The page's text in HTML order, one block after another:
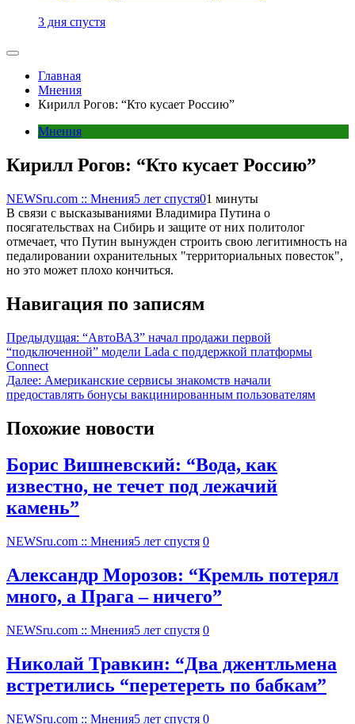
3 дня спустя
Главная
Мнения
Кирилл Рогов: “Кто кусает Россию”
Мнения
Кирилл Рогов: “Кто кусает Россию”
NEWSru.com :: Мнения5 лет спустя01 минуты
В связи с высказываниями Владимира Путина о
посягательствах на Сибирь и защите от них политолог
отмечает, что Путин вынужден строить свою легитимность на
педалировании охранительных "территориальных повесток",
но это может плохо кончиться.
Навигация по записям
Предыдущая: “АвтоВАЗ” начал продажи первой
“подключенной” модели Lada с поддержкой платформы
Connect
Далее: Американские сервисы знакомств начали
предоставлять бонусы вакцинированным пользователям
Похожие новости
Борис Вишневский: “Вода, как
известно, не течет под лежачий
камень”
NEWSru.com :: Мнения5 лет спустя 0
Александр Морозов: “Кремль потерял
много, а Прага – ничего”
NEWSru.com :: Мнения5 лет спустя 0
Николай Травкин: “Два джентльмена
встретились “перетереть по бабкам”
NEWSru.com :: Мнения5 лет спустя 0